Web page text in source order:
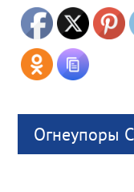
Огнеупоры